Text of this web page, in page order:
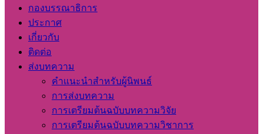
กองบรรณาธิการ
ประกาศ
เกี่ยวกับ
ติดต่อ
ส่งบทความ
คำแนะนำสำหรับผู้นิพนธ์
การส่งบทความ
การเตรียมต้นฉบับบทความวิจัย
การเตรียมต้นฉบับบทความวิชาการ